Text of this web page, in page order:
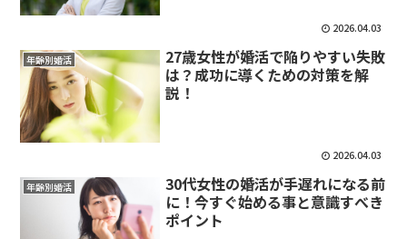
2026.04.03
年齢別婚活
27歳女性が婚活で陥りやすい失敗
は？成功に導くための対策を解
説！
2026.04.03
年齢別婚活
30代女性の婚活が手遅れになる前
に！今すぐ始める事と意識すべき
ポイント